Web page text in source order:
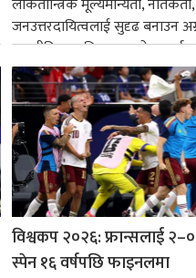
जनउत्तरदायित्वलाई सुदृढ बनाउन
राजनीतिक व्यक्तित्वहरूको
गर्न आवश्यक...
विश्वकप २०२६: फ्रान्सलाई
स्पेन १६ वर्षपछि फाइनलमा